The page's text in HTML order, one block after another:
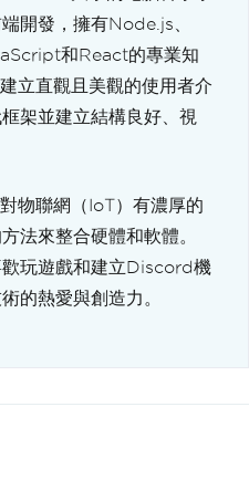
開發，擁有Node.js、
和React的專業知
立直觀且美觀的使用者介
架並建立結構良好、視
物聯網（IoT）有濃厚的
法來整合硬體和軟體。
玩遊戲和建立Discord機
的熱愛與創造力。